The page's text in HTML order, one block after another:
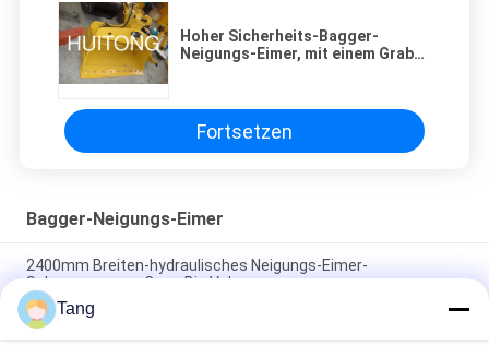
Hoher Sicherheits-Bagger-
Neigungs-Eimer, mit einem Graben
Fortsetzen
Bagger-Neigungs-Eimer
2400mm Breiten-hydraulisches Neigungs-Eimer-
Schwarzwasser Carry Big Volume
Hochfeste Legierungs-Bagger-Tilt Bucket With-Doppelt-
Schneiden
Tang